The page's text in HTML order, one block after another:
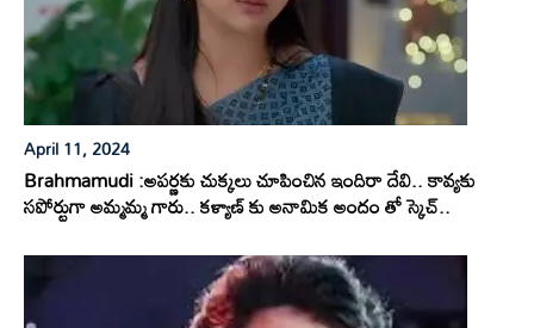
April 11, 2024
Brahmamudi :అపర్ణకు చుక్కలు చూపించిన ఇందిరా దేవి.. కావ్యకు
సపోర్టుగా అమ్మమ్మ గారు.. కళ్యాణ్ కు అనామిక అందం తో స్కెచ్..